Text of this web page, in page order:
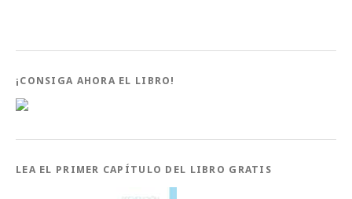
¡CONSIGA AHORA EL LIBRO!
LEA EL PRIMER CAPÍTULO DEL LIBRO GRATIS